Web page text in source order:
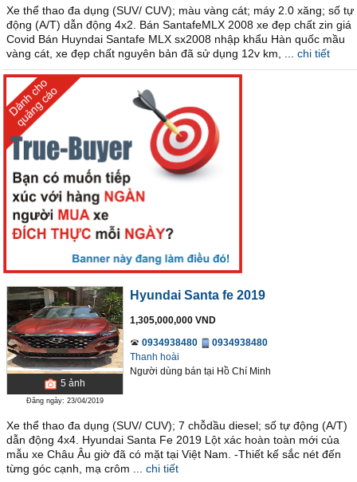
Xe thể thao đa dụng (SUV/ CUV); màu vàng cát; máy 2.0 xăng; số tự
động (A/T) dẫn động 4x2. Bán SantafeMLX 2008 xe đẹp chất zin giá
Covid Bán Huyndai Santafe MLX sx2008 nhập khẩu Hàn quốc mầu
vàng cát, xe đẹp chất nguyên bản đã sử dụng 12v km, ...
chi tiết
5 ảnh
Đăng ngày: 23/04/2019
Hyundai Santa fe 2019
1,305,000,000 VND
0934938480
0934938480
Thanh hoài
Người dùng bán tại Hồ Chí Minh
Xe thể thao đa dụng (SUV/ CUV); 7 chỗdầu diesel; số tự động (A/T)
dẫn động 4x4. Hyundai Santa Fe 2019 Lột xác hoàn toàn mới của
mẫu xe Châu Âu giờ đã có mặt tại Việt Nam. -Thiết kế sắc nét đến
từng góc cạnh, mạ crôm ...
chi tiết